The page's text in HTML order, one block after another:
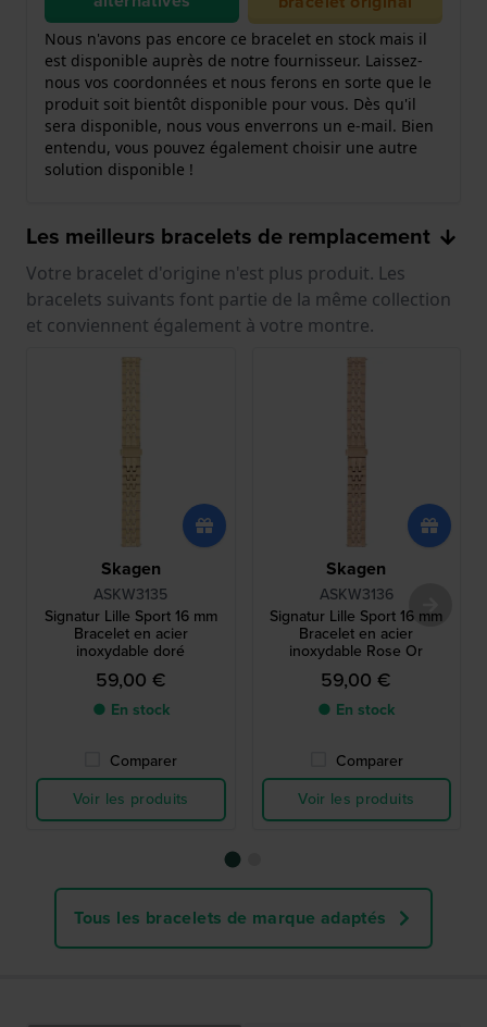
Nous n'avons pas encore ce bracelet en stock mais il
est disponible auprès de notre fournisseur. Laissez-
nous vos coordonnées et nous ferons en sorte que le
produit soit bientôt disponible pour vous. Dès qu'il
sera disponible, nous vous enverrons un e-mail. Bien
entendu, vous pouvez également choisir une autre
solution disponible !
Les meilleurs bracelets de remplacement
Votre bracelet d'origine n'est plus produit. Les
bracelets suivants font partie de la même collection
et conviennent également à votre montre.
Skagen
ASKW3135
Signatur Lille Sport 16 mm
Bracelet en acier
inoxydable doré
59,00 €
● En stock
Comparer
Voir les produits
Skagen
ASKW3136
Signatur Lille Sport 16 mm
Bracelet en acier
inoxydable Rose Or
59,00 €
● En stock
Comparer
Voir les produits
Tous les bracelets de marque adaptés